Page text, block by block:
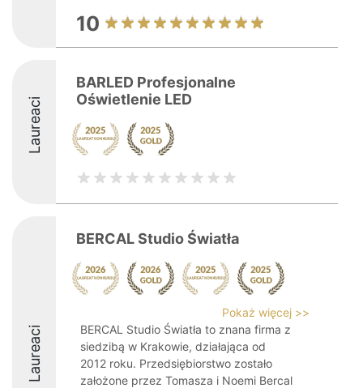
10
Laureaci
BARLED Profesjonalne
Oświetlenie LED
Laureaci
BERCAL Studio Światła
Pokaż więcej >>
BERCAL Studio Światła to znana firma z
siedzibą w Krakowie, działająca od
2012 roku. Przedsiębiorstwo zostało
założone przez Tomasza i Noemi Bercal